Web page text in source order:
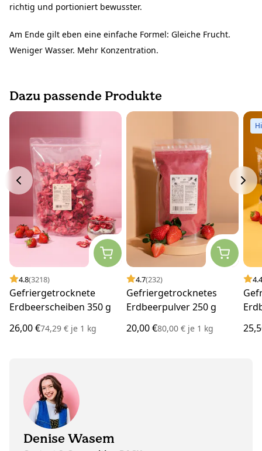
richtig und portioniert bewusster.
Am Ende gilt eben eine einfache Formel: Gleiche Frucht.
Weniger Wasser. Mehr Konzentration.
Dazu passende Produkte
4.8(3218)
Gefriergetrocknete
Erdbeerscheiben 350 g
26,00 €74,29 € je 1 kg
4.7(232)
Gefriergetrocknetes
Erdbeerpulver 250 g
20,00 €80,00 € je 1 kg
4.4
Denise Wasem